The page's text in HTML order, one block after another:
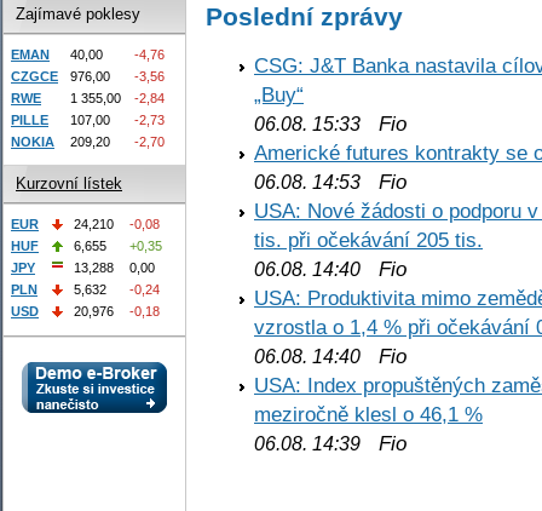
Poslední zprávy
CSG: J&T Banka nastavila
„Buy“
06.08. 15:33 Fio
Americké futures kontrakty se
06.08. 14:53 Fio
USA: Nové žádosti o podporu
tis. při očekávání 205 tis.
06.08. 14:40 Fio
USA: Produktivita mimo
vzrostla o 1,4 % při očekávání
06.08. 14:40 Fio
USA: Index propuštěných
meziročně klesl o 46,1 %
06.08. 14:39 Fio
Zajímavé poklesy
EMAN 40,00
-4,76
CZGCE
976,00
-3,56
RWE
1 355,00
-2,84
PILLE
107,00
-2,73
NOKIA
209,20 -2,70
Kurzovní lístek
EUR 24,210
-0,08
HUF
6,655
+0,35
JPY
13,288
0,00
PLN
5,632
-0,24
USD
20,976 -0,18